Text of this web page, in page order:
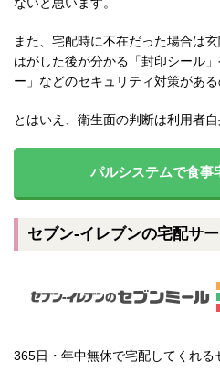
ないと思います。
また、宅配時に不在だった場合は
はがした後が分かる「封印シール
ー」などのセキュリティ対策がある
とはいえ、衛生面の判断は利用者
パルシステムで食事
セブン-イレブンの宅配サ
365日・年中無休で宅配してくれる